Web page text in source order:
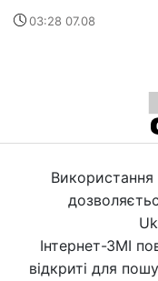
03:28 07.08
Використання
Інтернет-ЗМІ
відкриті для